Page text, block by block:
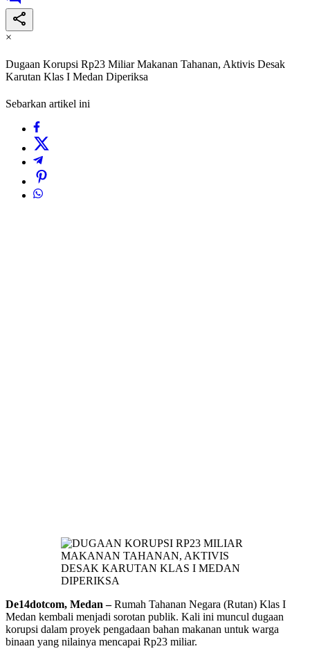
×
Dugaan Korupsi Rp23 Miliar Makanan Tahanan, Aktivis Desak
Karutan Klas I Medan Diperiksa
Sebarkan artikel ini
De14dotcom, Medan –Rumah Tahanan Negara (Rutan) Klas I
Medan kembali menjadi sorotan publik. Kali ini muncul dugaan
korupsi dalam proyek pengadaan bahan makanan untuk warga
binaan yang nilainya mencapai Rp23 miliar.